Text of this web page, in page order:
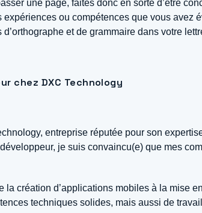
une page, faites donc en sorte d’être
ou compétences que vous avez
et de grammaire dans votre
chez DXC Technology
entreprise réputée pour son
je suis convaincu(e) que mes
création d’applications mobiles à la mise
techniques solides, mais aussi de